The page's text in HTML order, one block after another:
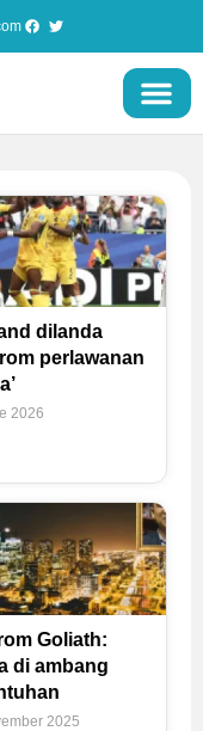
dilanda
perlawanan
2026
Goliath:
di ambang
2025